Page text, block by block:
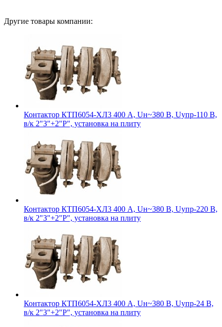
Другие товары компании:
Контактор КТП6054-ХЛ3 400 А, Uн~380 В, Uупр-110 В,
в/к 2"З"+2"Р", установка на плиту
Контактор КТП6054-ХЛ3 400 А, Uн~380 В, Uупр-220 В,
в/к 2"З"+2"Р", установка на плиту
Контактор КТП6054-ХЛ3 400 А, Uн~380 В, Uупр-24 В,
в/к 2"З"+2"Р", установка на плиту